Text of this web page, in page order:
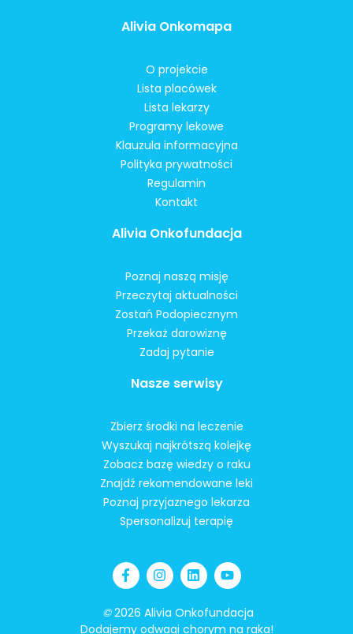
Alivia Onkomapa
O projekcie
Lista placówek
Lista lekarzy
Programy lekowe
Klauzula informacyjna
Polityka prywatności
Regulamin
Kontakt
Alivia Onkofundacja
Poznaj naszą misję
Przeczytaj aktualności
Zostań Podopiecznym
Przekaż darowiznę
Zadaj pytanie
Nasze serwisy
Zbierz środki na leczenie
Wyszukaj najkrótszą kolejkę
Zobacz bazę wiedzy o raku
Znajdź rekomendowane leki
Poznaj przyjaznego lekarza
Spersonalizuj terapię
©2026 Alivia Onkofundacja
Dodajemy odwagi chorym na raka!